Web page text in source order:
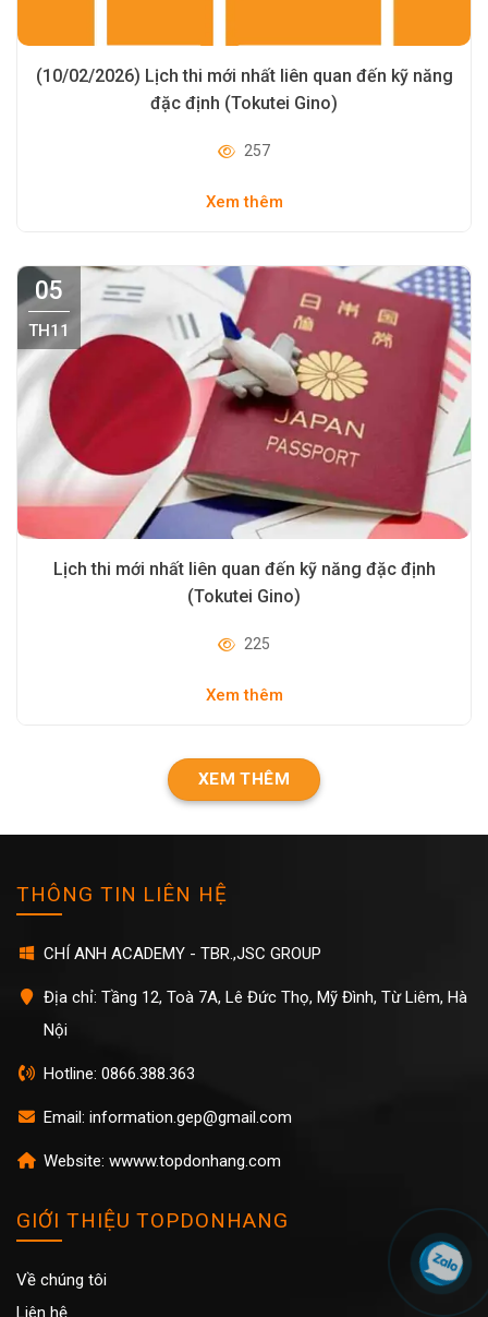
(10/02/2026) Lịch thi mới nhất liên quan đến kỹ năng
đặc định (Tokutei Gino)
257
Xem thêm
05
TH11
Lịch thi mới nhất liên quan đến kỹ năng đặc định
(Tokutei Gino)
225
Xem thêm
XEM THÊM
THÔNG TIN LIÊN HỆ
CHÍ ANH ACADEMY - TBR.,JSC GROUP
Địa chỉ: Tầng 12, Toà 7A, Lê Đức Thọ, Mỹ Đình, Từ Liêm, Hà
Nội
Hotline: 0866.388.363
Email: information.gep@gmail.com
Website: wwww.topdonhang.com
GIỚI THIỆU TOPDONHANG
Về chúng tôi
Liên hệ